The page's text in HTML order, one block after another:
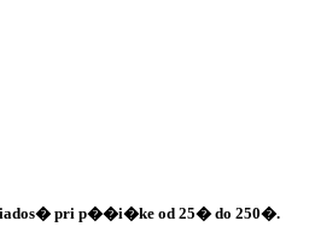
pri p��i�ke od 25� do 250�.